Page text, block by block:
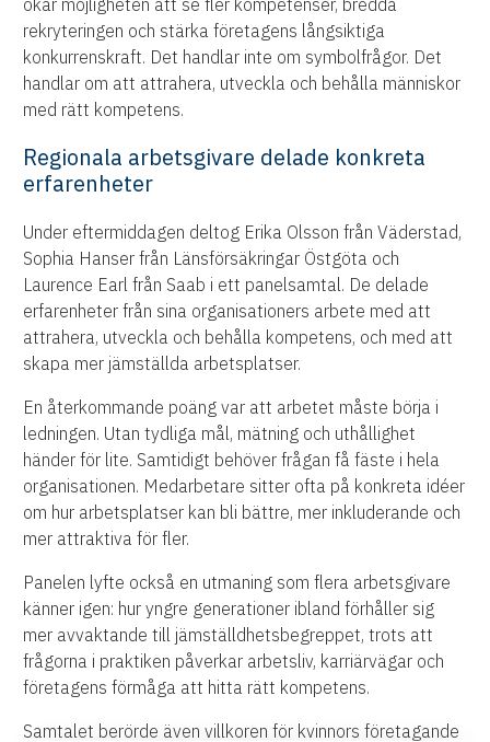
rekryteringen och stärka företagens långsiktiga
konkurrenskraft. Det handlar inte om symbolfrågor. Det
handlar om att attrahera, utveckla och behålla människor
med rätt kompetens.
Regionala arbetsgivare delade konkreta
erfarenheter
Under eftermiddagen deltog Erika Olsson från Väderstad,
Sophia Hanser från Länsförsäkringar Östgöta och
Laurence Earl från Saab i ett panelsamtal. De delade
erfarenheter från sina organisationers arbete med att
attrahera, utveckla och behålla kompetens, och med att
skapa mer jämställda arbetsplatser.
En återkommande poäng var att arbetet måste börja i
ledningen. Utan tydliga mål, mätning och uthållighet
händer för lite. Samtidigt behöver frågan få fäste i hela
organisationen. Medarbetare sitter ofta på konkreta idéer
om hur arbetsplatser kan bli bättre, mer inkluderande och
mer attraktiva för fler.
Panelen lyfte också en utmaning som flera arbetsgivare
känner igen: hur yngre generationer ibland förhåller sig
mer avvaktande till jämställdhetsbegreppet, trots att
frågorna i praktiken påverkar arbetsliv, karriärvägar och
företagens förmåga att hitta rätt kompetens.
Samtalet berörde även villkoren för kvinnors företagande